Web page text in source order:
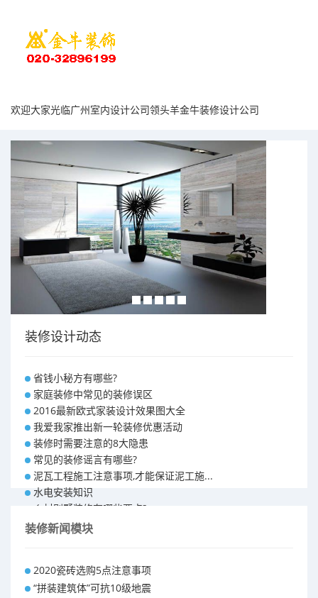
欢迎大家光临广州室内设计公司领头羊金牛装修设计公司
装修设计动态
省钱小秘方有哪些?
家庭装修中常见的装修误区
2016最新欧式家装设计效果图大全
我爱我家推出新一轮装修优惠活动
装修时需要注意的8大隐患
常见的装修谣言有哪些?
泥瓦工程施工注意事项,才能保证泥工施...
水电安装知识
乡村别墅装修有哪些要点?
别墅怎样装修之装修技巧
昆明110平米装修预算 装修报价清单
昆明100平米装修多少钱
装修新闻模块
2020瓷砖选购5点注意事项
“拼装建筑体”可抗10级地震